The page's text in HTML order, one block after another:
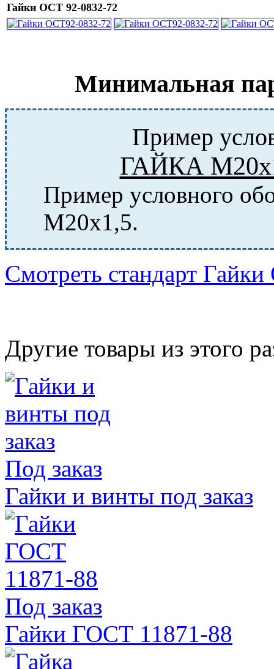
Гайки ОСТ 92-0832-72
Минимальная
Пример
ГАЙКА
Пример условного
М20х1,5.
Смотреть стандарт
Другие товары из этого
Под заказ
Гайки и винты под заказ
Под заказ
Гайки ГОСТ 11871-88